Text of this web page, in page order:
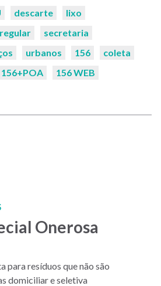
descarte
lixo
secretaria
urbanos 156
coleta
156+POA
156 WEB
Onerosa
para resíduos que não são
domiciliar e seletiva